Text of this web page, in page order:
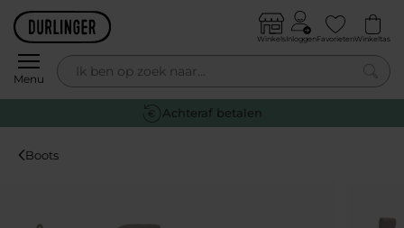
Skip to content
Menu
WinkelsInloggenFavorietenWinkeltas
0
Gratis retourneren
Boots